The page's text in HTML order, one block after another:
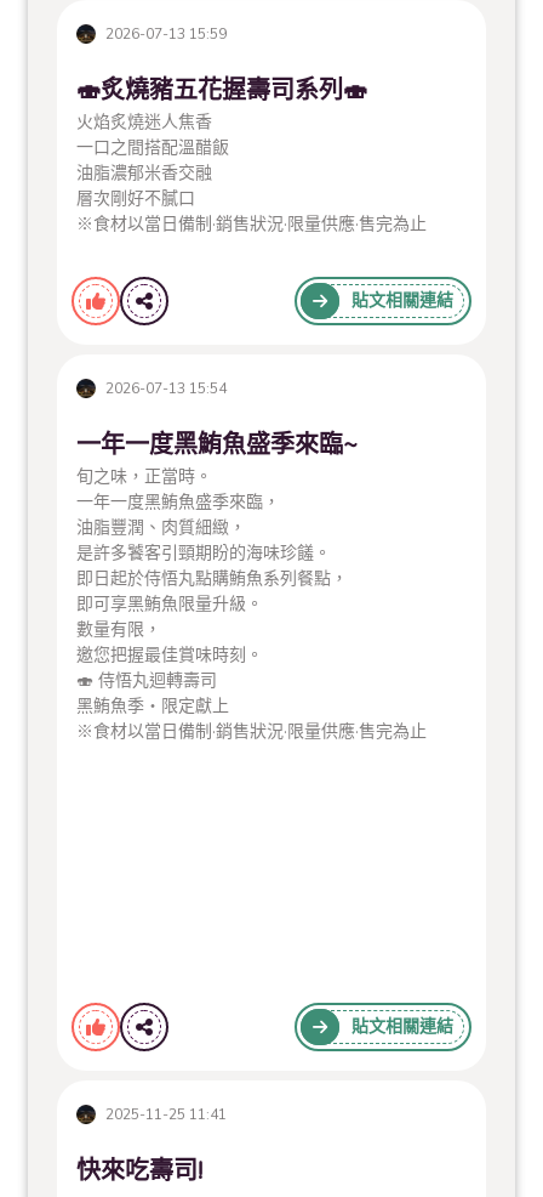
2026-07-13 15:59
🍣炙燒豬五花握壽司系列🍣
火焰炙燒迷人焦香
一口之間搭配溫醋飯
油脂濃郁米香交融
層次剛好不膩口
※食材以當日備制·銷售狀況·限量供應·售完為止
貼文相關連結
2026-07-13 15:54
一年一度黑鮪魚盛季來臨~
旬之味，正當時。
一年一度黑鮪魚盛季來臨，
油脂豐潤、肉質細緻，
是許多饕客引頸期盼的海味珍饈。
即日起於侍悟丸點購鮪魚系列餐點，
即可享黑鮪魚限量升級。
數量有限，
邀您把握最佳賞味時刻。
🍣 侍悟丸迴轉壽司
黑鮪魚季・限定獻上
※食材以當日備制·銷售狀況·限量供應·售完為止
貼文相關連結
2025-11-25 11:41
快來吃壽司!